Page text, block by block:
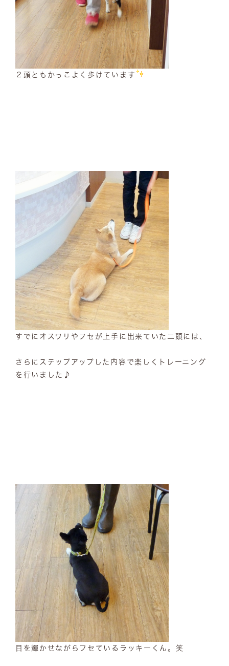
２頭ともかっこよく歩けています
すでにオスワリやフセが上手に出来ていた二頭には、
さらにステップアップした内容で楽しくトレーニング
を行いました♪
目を輝かせながらフセているラッキーくん。笑